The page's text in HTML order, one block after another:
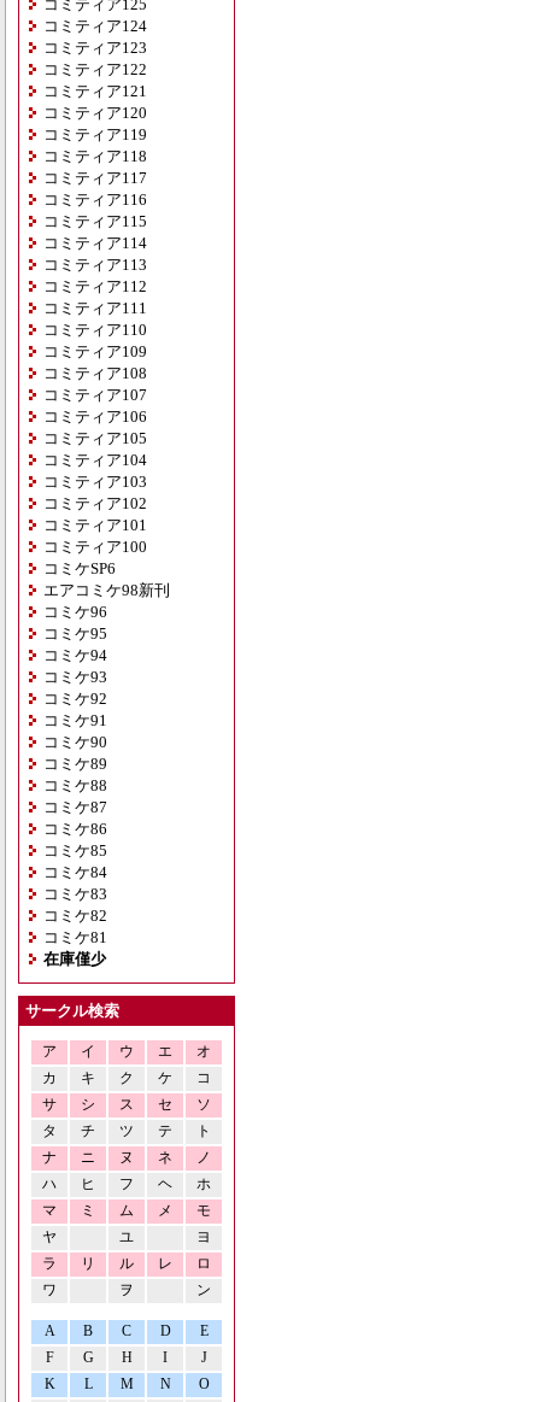
コミティア125
コミティア124
コミティア123
コミティア122
コミティア121
コミティア120
コミティア119
コミティア118
コミティア117
コミティア116
コミティア115
コミティア114
コミティア113
コミティア112
コミティア111
コミティア110
コミティア109
コミティア108
コミティア107
コミティア106
コミティア105
コミティア104
コミティア103
コミティア102
コミティア101
コミティア100
コミケSP6
エアコミケ98新刊
コミケ96
コミケ95
コミケ94
コミケ93
コミケ92
コミケ91
コミケ90
コミケ89
コミケ88
コミケ87
コミケ86
コミケ85
コミケ84
コミケ83
コミケ82
コミケ81
在庫僅少
サークル検索
ア イ ウ エ
オ
カ
キ ク ケ
コ
サ
シ ス セ
ソ
タ
チ ツ テ
ト
ナ
ニ ヌ ネ
ノ
ハ
ヒ フ ヘ
ホ
マ
ミ ム メ
モ
ヤ
ユ
ヨ
ラ
リ ル レ
ロ
ワ
ヲ ン
A B C D
E
F
G H I
J
K
L M N O